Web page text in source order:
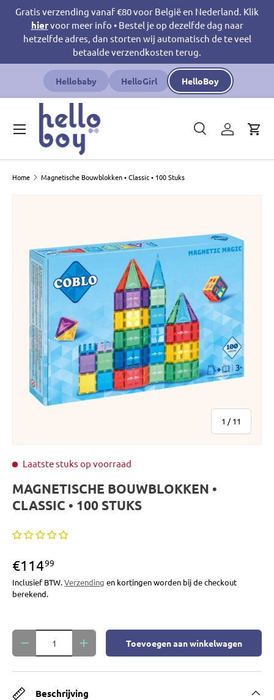
Ga naar inhoud
Gratis verzending vanaf €80 voor België en Nederland. Klik
hiervoor meer info • Bestel je op dezelfde dag naar
hetzelfde adres, dan storten wij automatisch de te veel
betaalde verzendkosten terug.
Hellobaby HelloGirl HelloBoy
Zoeken
Productsoort
ZoekenInloggen
Home Magnetische Bouwblokken • Classic • 100 Stuks
1 /van
11
Laatste stuks op voorraad
MAGNETISCHE BOUWBLOKKEN •
CLASSIC • 100 STUKS
€11499
Inclusief BTW.Verzending en kortingen worden bij de checkout
berekend.
Aantal
Verlaag de hoeveelheidVerhoog de hoeveelheid
Toevoegen aan winkelwagen
Beschrijving